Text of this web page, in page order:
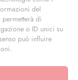
del
di
o ID unici su
può influire